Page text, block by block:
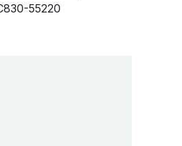
55220